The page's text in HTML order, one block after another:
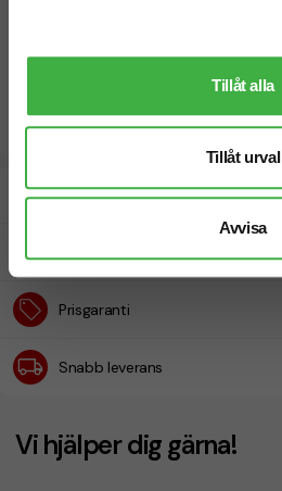
Tillåt alla
Tillåt urval
Avvisa
Designskiss inom 1 h
Prisgaranti
Snabb leverans
Vi hjälper dig gärna!